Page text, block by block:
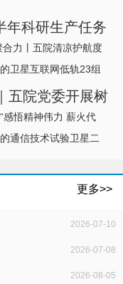
年科研生产任务
合力丨五院清凉护航度
... ]
卫星互联网低轨23组
... ]
五院党委开展树
面对面座谈
感悟精神伟力 薪火代
]
通信技术试验卫星二
更多>>
2026-07-10
2026-07-08
2026-08-05